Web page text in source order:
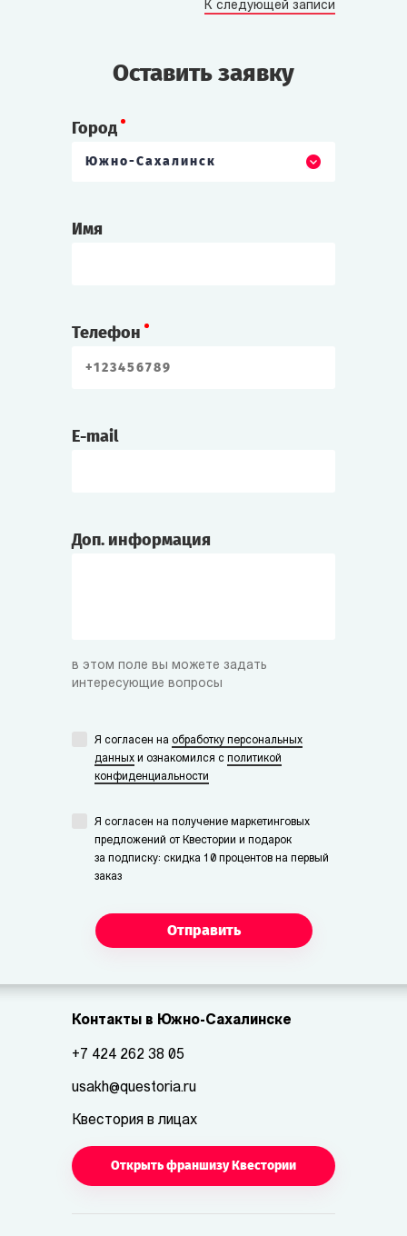
К следующей записи
Оставить заявку
Город
Южно-Сахалинск
Имя
Телефон
E-mail
Доп. информация
в этом поле вы можете задать
интересующие вопросы
Я согласен на обработку персональных
данных и ознакомился с политикой
конфиденциальности
Я согласен на получение маркетинговых
предложений от Квестории и подарок
за подписку: скидка 10 процентов на первый
заказ
Отправить
Контакты в Южно-Сахалинске
+7 424 262 38 05
usakh@questoria.ru
Квестория в лицах
Открыть франшизу Квестории